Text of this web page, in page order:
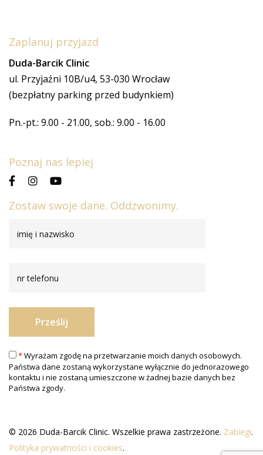
Zaplanuj przyjazd
Duda-Barcik Clinic
ul. Przyjaźni 10B/u4, 53-030 Wrocław
(bezpłatny parking przed budynkiem)
Pn.-pt.: 9.00 - 21.00, sob.: 9.00 - 16.00
Poznaj nas lepiej
Zostaw swoje dane. Oddzwonimy.
*Wyrażam zgodę na przetwarzanie moich danych osobowych.
Państwa dane zostaną wykorzystane wyłącznie do jednorazowego
kontaktu i nie zostaną umieszczone w żadnej bazie danych bez
Państwa zgody.
© 2026 Duda-Barcik Clinic. Wszelkie prawa zastrzeżone. Zabiegi.
Polityka prywatności i cookies.